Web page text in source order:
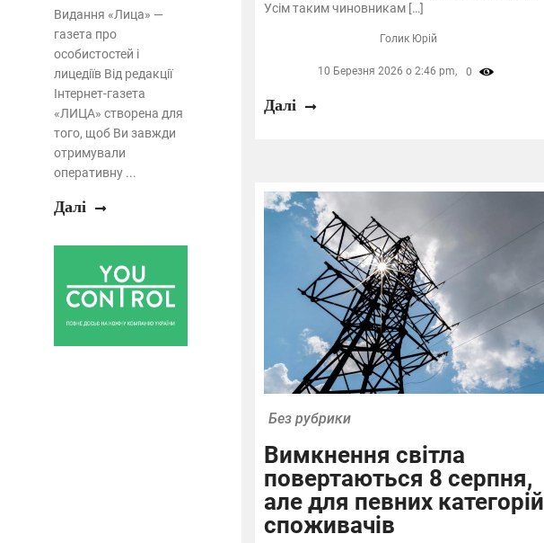
Видання «Лица» —
газета про
особистостей і
лицедіїв Від редакції
Інтернет-газета
«ЛИЦА» створена для
того, щоб Ви завжди
отримували
оперативну ...
Далі
Усім таким чиновникам […]
Голик Юрій
10 Березня 2026 о 2:46 pm, 0
Далі
Без рубрики
Вимкнення світла
повертаються 8 серпня,
але для певних категорій
споживачів